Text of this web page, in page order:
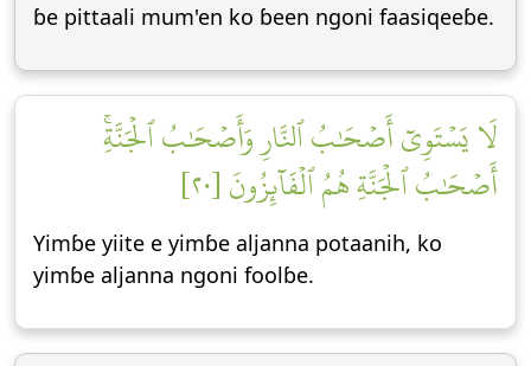
ɓe pittaali mum'en ko ɓeen ngoni faasiqeeɓe.
لَا يَسۡتَوِيٓ أَصۡحَٰبُ ٱلنَّارِ وَأَصۡحَٰبُ ٱلۡجَنَّةِۚ
أَصۡحَٰبُ ٱلۡجَنَّةِ هُمُ ٱلۡفَآئِزُونَ [٢٠]
Yimɓe yiite e yimɓe aljanna potaanih, ko
yimɓe aljanna ngoni foolɓe.